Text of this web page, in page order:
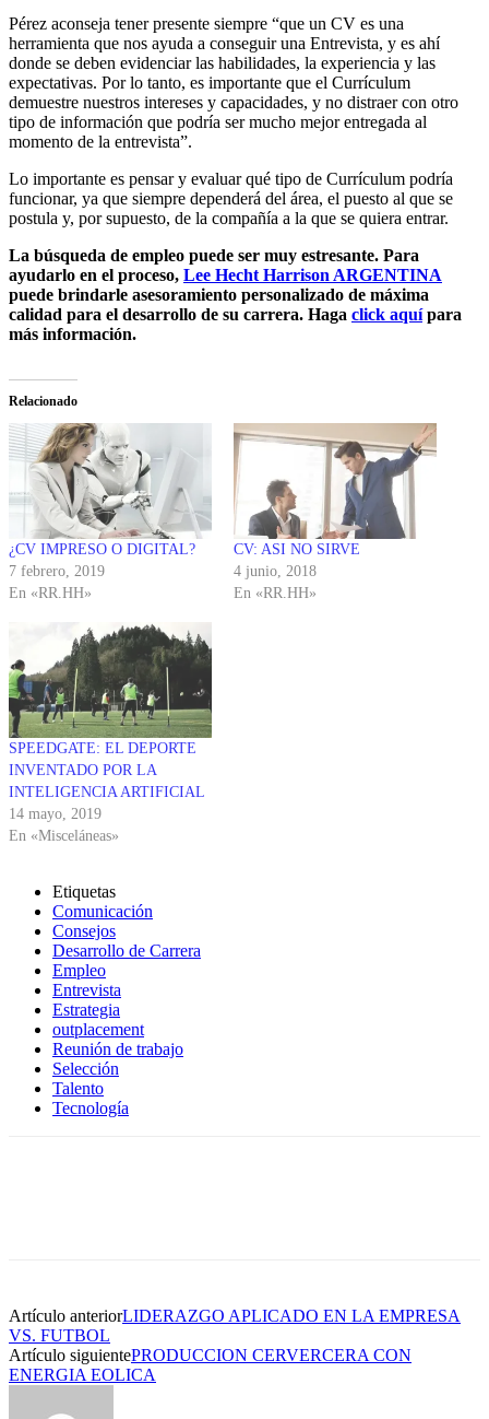
Pérez aconseja tener presente siempre “que un CV es una
herramienta que nos ayuda a conseguir una Entrevista, y es ahí
donde se deben evidenciar las habilidades, la experiencia y las
expectativas. Por lo tanto, es importante que el Currículum
demuestre nuestros intereses y capacidades, y no distraer con otro
tipo de información que podría ser mucho mejor entregada al
momento de la entrevista”.
Lo importante es pensar y evaluar qué tipo de Currículum podría
funcionar, ya que siempre dependerá del área, el puesto al que se
postula y, por supuesto, de la compañía a la que se quiera entrar.
La búsqueda de empleo puede ser muy estresante. Para
ayudarlo en el proceso, Lee Hecht Harrison ARGENTINA
puede brindarle asesoramiento personalizado de máxima
calidad para el desarrollo de su carrera. Haga click aquípara
más información.
Relacionado
¿CV IMPRESO O DIGITAL?
7 febrero, 2019
En «RR.HH»
CV: ASI NO SIRVE
4 junio, 2018
En «RR.HH»
SPEEDGATE: EL DEPORTE
INVENTADO POR LA
INTELIGENCIA ARTIFICIAL
14 mayo, 2019
En «Misceláneas»
Etiquetas
Comunicación
Consejos
Desarrollo de Carrera
Empleo
Entrevista
Estrategia
outplacement
Reunión de trabajo
Selección
Talento
Tecnología
Artículo anteriorLIDERAZGO APLICADO EN LA EMPRESA
VS. FUTBOL
Artículo siguientePRODUCCION CERVERCERA CON
ENERGIA EOLICA